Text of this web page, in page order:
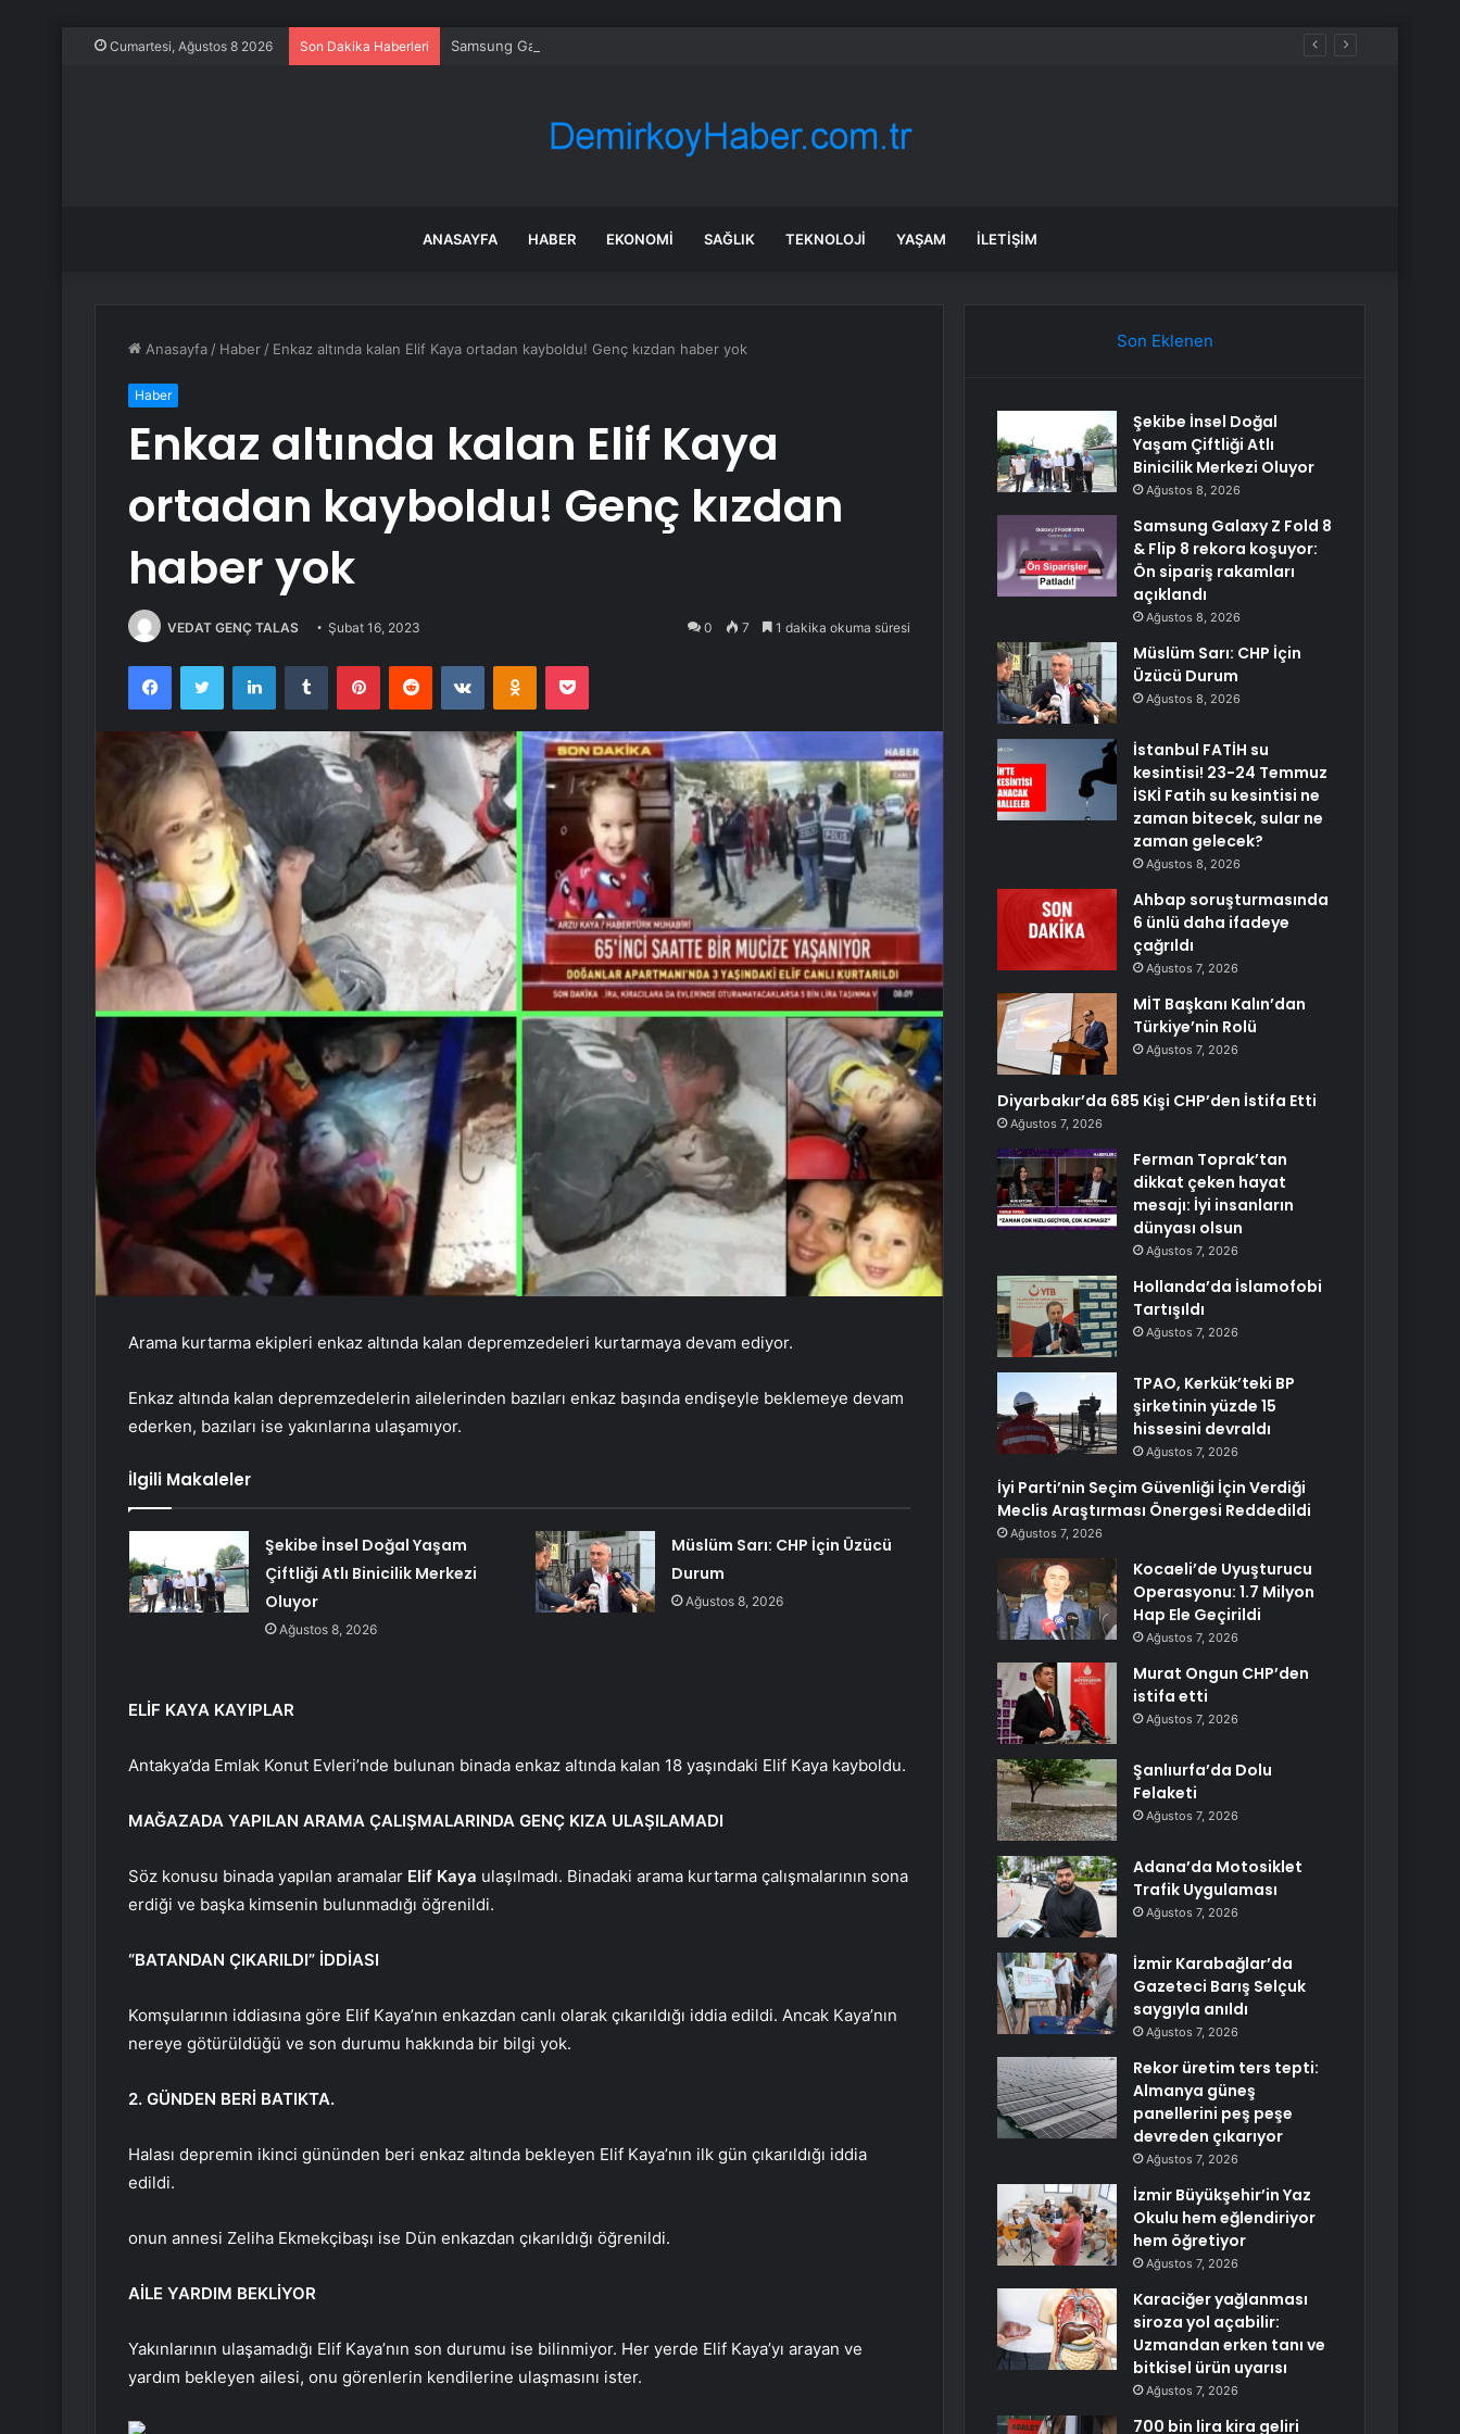
Cumartesi, Ağustos 8 2026 Son Dakika Haberleri Samsung Galaxy Z Fold 8 & Flip 8 rekora koşuyor: Ön sipariş rakamları açıklandı
ANASAYFA HABER EKONOMI SAĞLIK TEKNOLOJI YAŞAM İLETIŞIM
Anasayfa / Haber / Enkaz altında kalan Elif Kaya ortadan kayboldu! Genç kızdan haber yok
Haber
Enkaz altında kalan Elif Kaya
ortadan kayboldu! Genç kızdan
haber yok
VEDAT GENÇ TALAS Şubat 16, 2023 0 7 1 dakika okuma süresi
FacebookTwitter LinkedInTumblr PinterestReddit VKontakteOdnoklassniki
Pocket
Arama kurtarma ekipleri enkaz altında kalan depremzedeleri kurtarmaya devam ediyor.
Enkaz altında kalan depremzedelerin ailelerinden bazıları enkaz başında endişeyle beklemeye devam
ederken, bazıları ise yakınlarına ulaşamıyor.
İlgili Makaleler
Şekibe İnsel Doğal Yaşam
Çiftliği Atlı Binicilik Merkezi
Oluyor
Ağustos 8, 2026
Müslüm Sarı: CHP İçin Üzücü
Durum
Ağustos 8, 2026
ELİF KAYA KAYIPLAR
Antakya’da Emlak Konut Evleri’nde bulunan binada enkaz altında kalan 18 yaşındaki Elif Kaya kayboldu.
MAĞAZADA YAPILAN ARAMA ÇALIŞMALARINDA GENÇ KIZA ULAŞILAMADI
Söz konusu binada yapılan aramalar Elif Kaya ulaşılmadı. Binadaki arama kurtarma çalışmalarının sona
erdiği ve başka kimsenin bulunmadığı öğrenildi.
“BATANDAN ÇIKARILDI” İDDİASI
Komşularının iddiasına göre Elif Kaya’nın enkazdan canlı olarak çıkarıldığı iddia edildi. Ancak Kaya’nın
nereye götürüldüğü ve son durumu hakkında bir bilgi yok.
2. GÜNDEN BERİ BATIKTA.
Halası depremin ikinci gününden beri enkaz altında bekleyen Elif Kaya’nın ilk gün çıkarıldığı iddia
edildi.
onun annesi Zeliha Ekmekçibaşı ise Dün enkazdan çıkarıldığı öğrenildi.
AİLE YARDIM BEKLİYOR
Yakınlarının ulaşamadığı Elif Kaya’nın son durumu ise bilinmiyor. Her yerde Elif Kaya’yı arayan ve
yardım bekleyen ailesi, onu görenlerin kendilerine ulaşmasını ister.
Son Eklenen
Şekibe İnsel Doğal
Yaşam Çiftliği Atlı
Binicilik Merkezi Oluyor
Ağustos 8, 2026
Samsung Galaxy Z Fold 8
& Flip 8 rekora koşuyor:
Ön sipariş rakamları
açıklandı
Ağustos 8, 2026
Müslüm Sarı: CHP İçin
Üzücü Durum
Ağustos 8, 2026
İstanbul FATİH su
kesintisi! 23-24 Temmuz
İSKİ Fatih su kesintisi ne
zaman bitecek, sular ne
zaman gelecek?
Ağustos 8, 2026
Ahbap soruşturmasında
6 ünlü daha ifadeye
çağrıldı
Ağustos 7, 2026
MİT Başkanı Kalın’dan
Türkiye’nin Rolü
Ağustos 7, 2026
Diyarbakır’da 685 Kişi CHP’den İstifa Etti
Ağustos 7, 2026
Ferman Toprak’tan
dikkat çeken hayat
mesajı: İyi insanların
dünyası olsun
Ağustos 7, 2026
Hollanda’da İslamofobi
Tartışıldı
Ağustos 7, 2026
TPAO, Kerkük’teki BP
şirketinin yüzde 15
hissesini devraldı
Ağustos 7, 2026
İyi Parti’nin Seçim Güvenliği İçin Verdiği
Meclis Araştırması Önergesi Reddedildi
Ağustos 7, 2026
Kocaeli’de Uyuşturucu
Operasyonu: 1.7 Milyon
Hap Ele Geçirildi
Ağustos 7, 2026
Murat Ongun CHP’den
istifa etti
Ağustos 7, 2026
Şanlıurfa’da Dolu
Felaketi
Ağustos 7, 2026
Adana’da Motosiklet
Trafik Uygulaması
Ağustos 7, 2026
İzmir Karabağlar’da
Gazeteci Barış Selçuk
saygıyla anıldı
Ağustos 7, 2026
Rekor üretim ters tepti:
Almanya güneş
panellerini peş peşe
devreden çıkarıyor
Ağustos 7, 2026
İzmir Büyükşehir’in Yaz
Okulu hem eğlendiriyor
hem öğretiyor
Ağustos 7, 2026
Karaciğer yağlanması
siroza yol açabilir:
Uzmandan erken tanı ve
bitkisel ürün uyarısı
Ağustos 7, 2026
700 bin lira kira geliri